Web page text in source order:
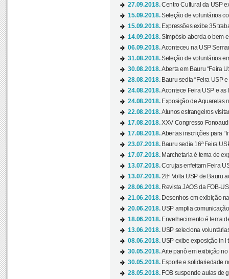
27.09.2018.Centro Cultural da USP
15.09.2018.Seleção de voluntários
15.09.2018. Expressões exibe 35
14.09.2018.Simpósio aborda o bem-
06.09.2018.Aconteceu na USP
31.08.2018.Seleção de voluntários
30.08.2018.Aberta em Bauru “Feira
28.08.2018. Bauru sedia “Feira USP
24.08.2018.Acontece Feira USP e as
24.08.2018. Exposição de Aquarelas
22.08.2018.Alunos estrangeiros
17.08.2018.XXV Congresso
17.08.2018.Abertas inscrições para
23.07.2018. Bauru sedia 16ª Feira
17.07.2018. Marchetaria é tema de
13.07.2018.Corujas enfeitam Feira
13.07.2018.28ª Volta USP de Bauru
28.06.2018. Revista JAOS da FOB-
21.06.2018. Desenhos em exibição
20.06.2018. USP amplia
18.06.2018. Envelhecimento é tema
13.06.2018. USP seleciona
08.06.2018. USP exibe exposição in l
30.05.2018.Arte panô em exibição no
30.05.2018. Esporte e solidariedade
28.05.2018. FOB suspende aulas de